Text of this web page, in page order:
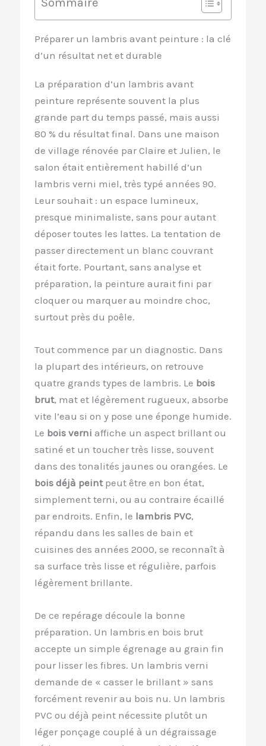
Préparer un lambris avant peinture : la clé
d’un résultat net et durable
La préparation d’un lambris avant
peinture représente souvent la plus
grande part du temps passé, mais aussi
80 % du résultat final. Dans une maison
de village rénovée par Claire et Julien, le
salon était entièrement habillé d’un
lambris verni miel, très typé années 90.
Leur souhait : un espace lumineux,
presque minimaliste, sans pour autant
déposer toutes les lattes. La tentation de
passer directement un blanc couvrant
était forte. Pourtant, sans analyse et
préparation, la peinture aurait fini par
cloquer ou marquer au moindre choc,
surtout près du poêle.
Tout commence par un diagnostic. Dans
la plupart des intérieurs, on retrouve
quatre grands types de lambris. Le bois
brut, mat et légèrement rugueux, absorbe
vite l’eau si on y pose une éponge humide.
Le bois verni affiche un aspect brillant ou
satiné et un toucher très lisse, souvent
dans des tonalités jaunes ou orangées. Le
bois déjà peintpeut être en bon état,
simplement terni, ou au contraire écaillé
par endroits. Enfin, le lambris PVC,
répandu dans les salles de bain et
cuisines des années 2000, se reconnaît à
sa surface très lisse et régulière, parfois
légèrement brillante.
De ce repérage découle la bonne
préparation. Un lambris en bois brut
accepte un simple égrenage au grain fin
pour lisser les fibres. Un lambris verni
demande de « casser le brillant » sans
forcément revenir au bois nu. Un lambris
PVC ou déjà peint nécessite plutôt un
léger ponçage couplé à un dégraissage